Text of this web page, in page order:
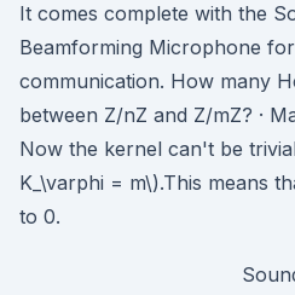
It comes complete with the
Beamforming Microphone
communication. How many
between Z/nZ and Z/mZ? ·
Now the kernel can't be
K_\varphi = m\).This means
to 0.